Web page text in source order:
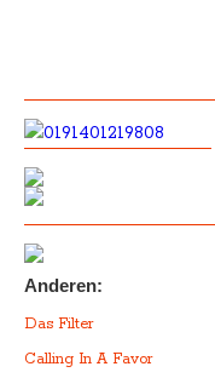
Anderen:
Das Filter
Calling In A Favor